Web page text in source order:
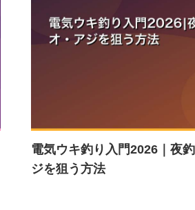
電気ウキ釣り入門2026｜夜
ジを狙う方法